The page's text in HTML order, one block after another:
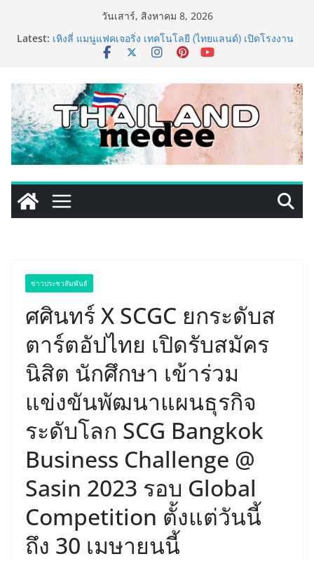
วันเสาร์, สิงหาคม 8, 2026
Latest: เหิงลี่ แมนูแฟคเจอริ่ง เทคโนโลยี (ไทยแลนด์) เปิดโรงงาน
แห่งใหม่ในชลบุรี เดินหน้าขยายฐานการผลิตสู่เอเชียตะวัน
LORDNINE จัดศึกคนดังสายเกม ไทย ปะทะ ฟิลิปปินส์ ใน
“Rise of the Tenth Lord” เปิดสงครามกิลด์ข้ามประเทศ
ฉลองเซิร์ฟเวอร์ใหม่ เฮเลนา
PIPPER STANDARD® เปิดตัวแชมพูอาบน้ำ และ โฟมอาบ
แห้งสัตว์เลี้ยง ชูนวัตกรรมพลังธรรมชาติ “Zero-Residue”
เลียขนได้ ปลอดภัย ไร้สารตกค้าง
เริ่มแล้ว! อ.ต.ก.แฟร์ 4 ภาค @ภาคกลาง “มนต์เสน่ห์เกษตร
ไทย สู่ใจกลางมหานคร” ชวนชิม ช้อป สินค้าเกษตร
คุณภาพจากทั่วไทย วันนี้ – 8 สิงหาคมนี้ ณ ลานคนเมือง
ททท. ประกาศความสำเร็จ Village to the World Season
5 ผนึก 9 พันธมิตร ขับเคลื่อน ESG Tourism สืบสานพระ
ข่าวประชาสัมพันธ์
ศศินทร์ X SCGC ยกระดับส
ตาร์ตอัปไทย เปิดรับสมัคร
นิสิต นักศึกษา เข้าร่วม
แข่งขันพัฒนาแผนธุรกิจ
ระดับโลก SCG Bangkok
Business Challenge @
Sasin 2023 รอบ Global
Competition ตั้งแต่วันนี้
ถึง 30 เมษายนนี้